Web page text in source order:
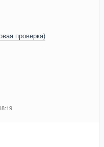
проверка)